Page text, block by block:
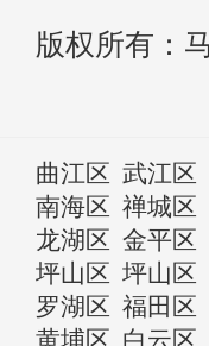
版权所有：
曲江区 武江区
南海区 禅城区
龙湖区 金平区
坪山区 坪山区
罗湖区 福田区
黄埔区 白云区